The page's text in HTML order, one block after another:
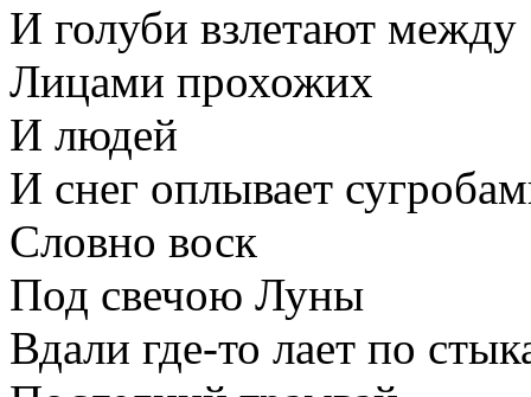
И голуби взлетают между
Лицами прохожих
И людей
И снег оплывает
Словно воск
Под свечою Луны
Вдали где-то лает по